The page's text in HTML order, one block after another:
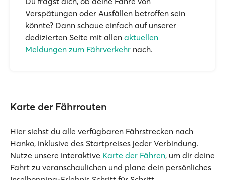
Verspätungen oder Ausfällen betroffen sein
könnte? Dann schaue einfach auf unserer
dedizierten Seite mit allen aktuellen
Meldungen zum Fährverkehr nach.
Karte der Fährrouten
Hier siehst du alle verfügbaren Fährstrecken nach
Hanko, inklusive des Startpreises jeder Verbindung.
Nutze unsere interaktive Karte der Fähren, um dir deine
Fahrt zu veranschaulichen und plane dein persönliches